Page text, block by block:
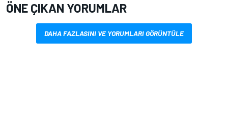
ÖNE ÇIKAN YORUMLAR
DAHA FAZLASINI VE YORUMLARI GÖRÜNTÜLE